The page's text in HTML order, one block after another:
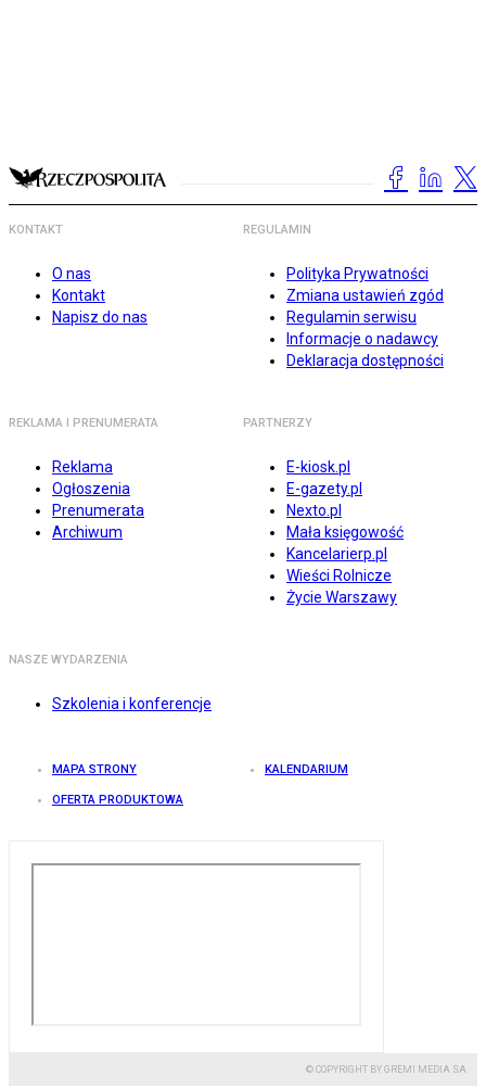
KONTAKT
O nas
Kontakt
Napisz do nas
REGULAMIN
Polityka Prywatności
Zmiana ustawień zgód
Regulamin serwisu
Informacje o nadawcy
Deklaracja dostępności
REKLAMA I PRENUMERATA
Reklama
Ogłoszenia
Prenumerata
Archiwum
PARTNERZY
E-kiosk.pl
E-gazety.pl
Nexto.pl
Mała księgowość
Kancelarierp.pl
Wieści Rolnicze
Życie Warszawy
NASZE WYDARZENIA
Szkolenia i konferencje
MAPA STRONY KALENDARIUM
OFERTA PRODUKTOWA
© COPYRIGHT BY GREMI MEDIA SA